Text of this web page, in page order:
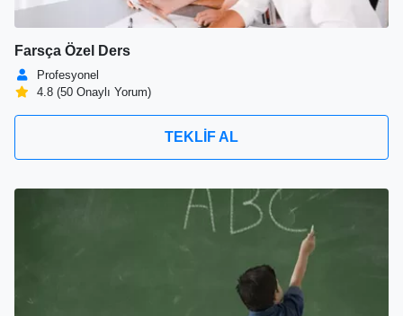
Farsça Özel Ders
Profesyonel
4.8 (50 Onaylı Yorum)
TEKLİF AL